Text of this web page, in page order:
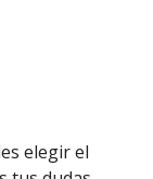
elegir el